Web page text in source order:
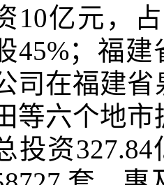
10亿元，
45%；福
司在福建
等六个地
投资